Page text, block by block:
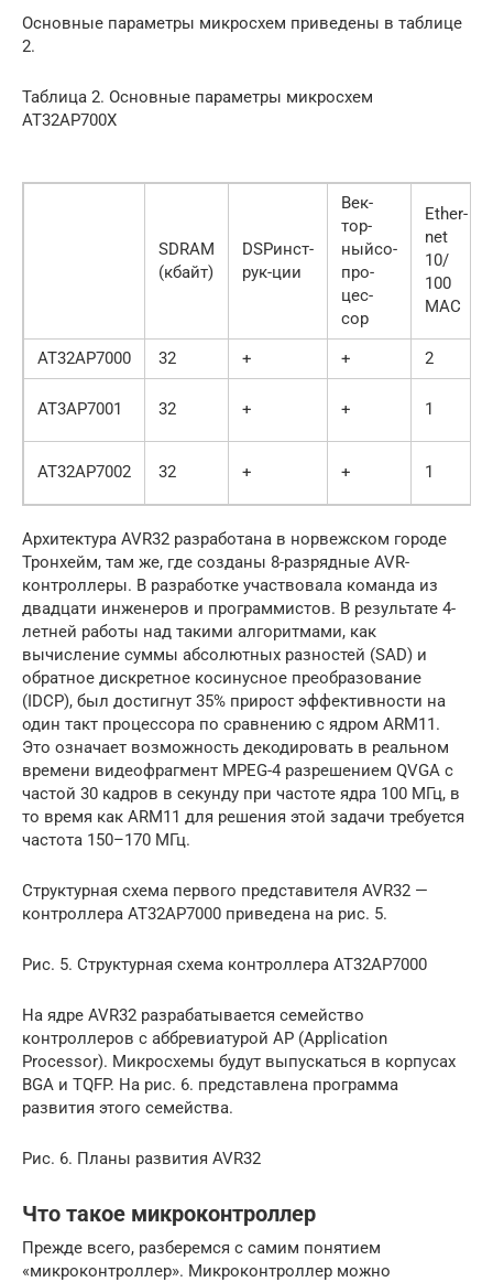
Основные параметры микросхем приведены в таблице
2.
Таблица 2. Основные параметры микросхем
AT32AP700X
SDRAM
(кбайт)
DSPинст-
рук-ции
Век-
тор-
ныйсо-
про-
цес-
сор
Ether-
net
10/
100
MAC
AT32AP7000 32 + + 2
AT3AP7001 32 + + 1
AT32AP7002 32 + + 1
Архитектура AVR32 разработана в норвежском городе
Тронхейм, там же, где созданы 8-разрядные AVR-
контроллеры. В разработке участвовала команда из
двадцати инженеров и программистов. В результате 4-
летней работы над такими алгоритмами, как
вычисление суммы абсолютных разностей (SAD) и
обратное дискретное косинусное преобразование
(IDCP), был достигнут 35% прирост эффективности на
один такт процессора по сравнению с ядром ARM11.
Это означает возможность декодировать в реальном
времени видеофрагмент MPEG-4 разрешением QVGA с
частой 30 кадров в секунду при частоте ядра 100 MГц, в
то время как ARM11 для решения этой задачи требуется
частота 150–170 MГц.
Структурная схема первого представителя AVR32 —
контроллера AT32AP7000 приведена на рис. 5.
Рис. 5. Структурная схема контроллера AT32AP7000
На ядре AVR32 разрабатывается семейство
контроллеров с аббревиатурой AP (Application
Processor). Микросхемы будут выпускаться в корпусах
BGA и TQFP. На рис. 6. представлена программа
развития этого семейства.
Рис. 6. Планы развития AVR32
Что такое микроконтроллер
Прежде всего, разберемся с самим понятием
«микроконтроллер». Микроконтроллер можно